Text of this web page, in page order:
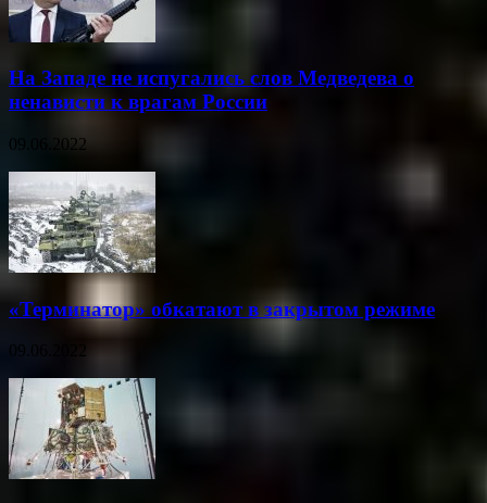
На Западе не испугались слов Медведева о
ненависти к врагам России
09.06.2022
«Терминатор» обкатают в закрытом режиме
09.06.2022